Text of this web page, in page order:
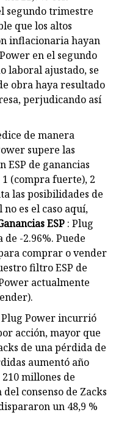
segundo trimestre
que los altos
inflacionaria hayan
en el segundo
laboral ajustado, se
obra haya resultado
perjudicando así
de manera
supere las
ESP de ganancias
(compra fuerte), 2
las posibilidades de
es el caso aquí,
ESP : Plug
de -2.96%. Puede
comprar o vender
filtro ESP de
actualmente
Power incurrió
acción, mayor que
de una pérdida de
aumentó año
millones de
consenso de Zacks
un 48,9 %